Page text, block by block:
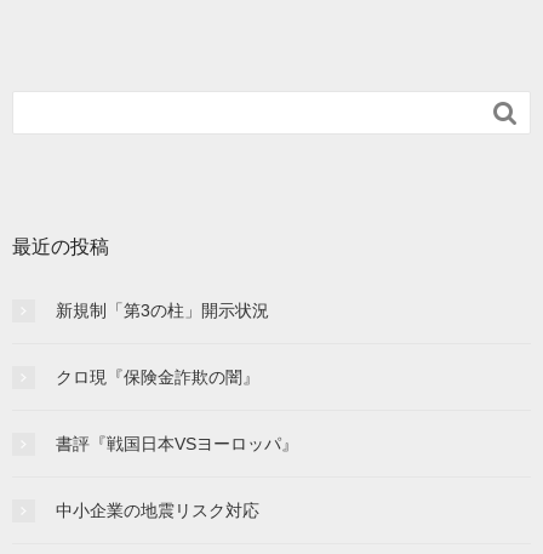

最近の投稿
新規制「第3の柱」開示状況
クロ現『保険金詐欺の闇』
書評『戦国日本VSヨーロッパ』
中小企業の地震リスク対応